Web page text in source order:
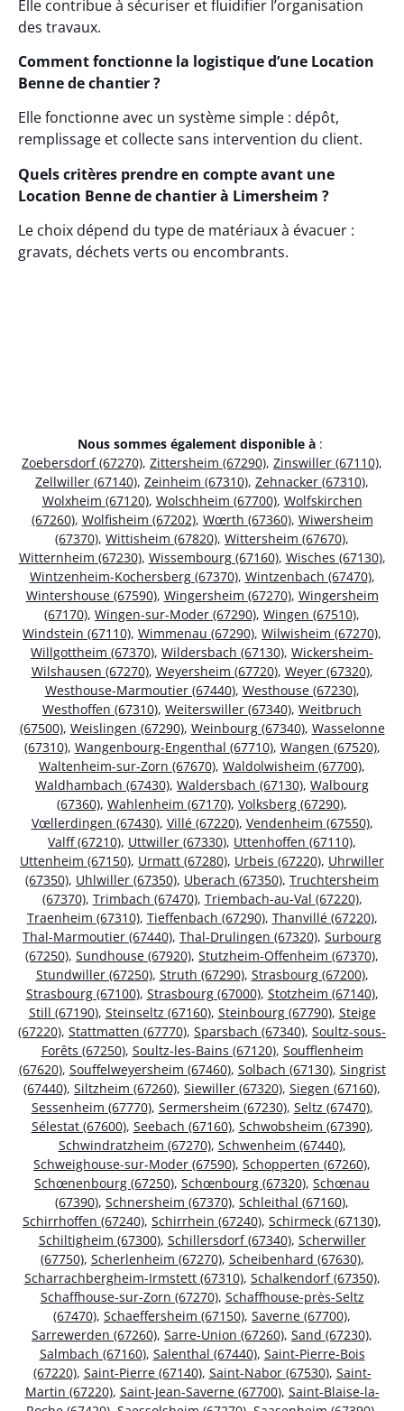
Elle contribue à sécuriser et fluidifier l’organisation
des travaux.
Comment fonctionne la logistique d’une Location
Benne de chantier ?
Elle fonctionne avec un système simple : dépôt,
remplissage et collecte sans intervention du client.
Quels critères prendre en compte avant une
Location Benne de chantier à Limersheim ?
Le choix dépend du type de matériaux à évacuer :
gravats, déchets verts ou encombrants.
Nous sommes également disponible à :
Zoebersdorf (67270), Zittersheim (67290), Zinswiller (67110),
Zellwiller (67140), Zeinheim (67310), Zehnacker (67310),
Wolxheim (67120), Wolschheim (67700), Wolfskirchen
(67260), Wolfisheim (67202), Wœrth (67360), Wiwersheim
(67370), Wittisheim (67820), Wittersheim (67670),
Witternheim (67230), Wissembourg (67160), Wisches (67130),
Wintzenheim-Kochersberg (67370), Wintzenbach (67470),
Wintershouse (67590), Wingersheim (67270), Wingersheim
(67170), Wingen-sur-Moder (67290), Wingen (67510),
Windstein (67110), Wimmenau (67290), Wilwisheim (67270),
Willgottheim (67370), Wildersbach (67130), Wickersheim-
Wilshausen (67270), Weyersheim (67720), Weyer (67320),
Westhouse-Marmoutier (67440), Westhouse (67230),
Westhoffen (67310), Weiterswiller (67340), Weitbruch
(67500), Weislingen (67290), Weinbourg (67340), Wasselonne
(67310), Wangenbourg-Engenthal (67710), Wangen (67520),
Waltenheim-sur-Zorn (67670), Waldolwisheim (67700),
Waldhambach (67430), Waldersbach (67130), Walbourg
(67360), Wahlenheim (67170), Volksberg (67290),
Vœllerdingen (67430), Villé (67220), Vendenheim (67550),
Valff (67210), Uttwiller (67330), Uttenhoffen (67110),
Uttenheim (67150), Urmatt (67280), Urbeis (67220), Uhrwiller
(67350), Uhlwiller (67350), Uberach (67350), Truchtersheim
(67370), Trimbach (67470), Triembach-au-Val (67220),
Traenheim (67310), Tieffenbach (67290), Thanvillé (67220),
Thal-Marmoutier (67440), Thal-Drulingen (67320), Surbourg
(67250), Sundhouse (67920), Stutzheim-Offenheim (67370),
Stundwiller (67250), Struth (67290), Strasbourg (67200),
Strasbourg (67100), Strasbourg (67000), Stotzheim (67140),
Still (67190), Steinseltz (67160), Steinbourg (67790), Steige
(67220), Stattmatten (67770), Sparsbach (67340), Soultz-sous-
Forêts (67250), Soultz-les-Bains (67120), Soufflenheim
(67620), Souffelweyersheim (67460), Solbach (67130), Singrist
(67440), Siltzheim (67260), Siewiller (67320), Siegen (67160),
Sessenheim (67770), Sermersheim (67230), Seltz (67470),
Sélestat (67600), Seebach (67160), Schwobsheim (67390),
Schwindratzheim (67270), Schwenheim (67440),
Schweighouse-sur-Moder (67590), Schopperten (67260),
Schœnenbourg (67250), Schœnbourg (67320), Schœnau
(67390), Schnersheim (67370), Schleithal (67160),
Schirrhoffen (67240), Schirrhein (67240), Schirmeck (67130),
Schiltigheim (67300), Schillersdorf (67340), Scherwiller
(67750), Scherlenheim (67270), Scheibenhard (67630),
Scharrachbergheim-Irmstett (67310), Schalkendorf (67350),
Schaffhouse-sur-Zorn (67270), Schaffhouse-près-Seltz
(67470), Schaeffersheim (67150), Saverne (67700),
Sarrewerden (67260), Sarre-Union (67260), Sand (67230),
Salmbach (67160), Salenthal (67440), Saint-Pierre-Bois
(67220), Saint-Pierre (67140), Saint-Nabor (67530), Saint-
Martin (67220), Saint-Jean-Saverne (67700), Saint-Blaise-la-